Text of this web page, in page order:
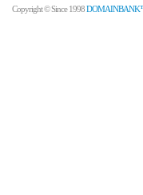
Copyright © Since 1998